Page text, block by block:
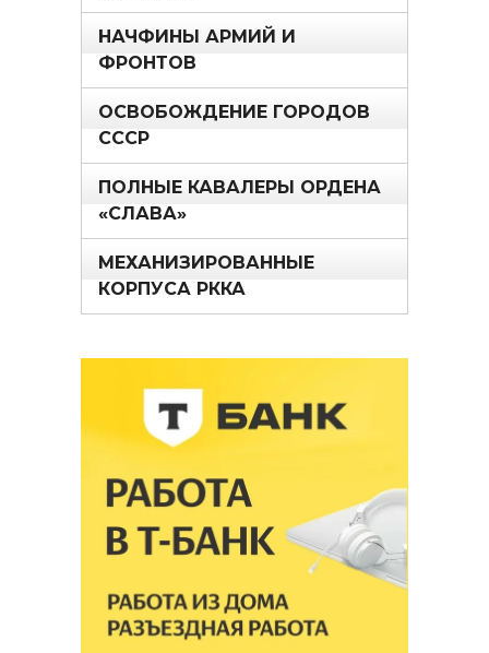
НАЧФИНЫ АРМИЙ И
ФРОНТОВ
ОСВОБОЖДЕНИЕ ГОРОДОВ
СССР
ПОЛНЫЕ КАВАЛЕРЫ ОРДЕНА
«СЛАВА»
МЕХАНИЗИРОВАННЫЕ
КОРПУСА РККА